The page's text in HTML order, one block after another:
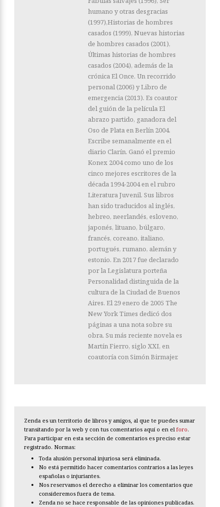
humano y otras desgracias
(1997),Historias de hombres
casados (1999), Nuevas historias
de hombres casados (2001),
Últimas historias de hombres
casados (2004), además de la
crónica El Once. Un recorrido
personal (2006) y Libro de
emergencia (2013). Es coautor
del guión de la película El
abrazo partido, ganadora del
Oso de Plata en Berlín 2004.
Escribe semanalmente en el
diario Clarín. Ganó el premio
Konex 2004 como uno de los
cinco mejores escritores de la
década 1994-2004 en el rubro
Literatura Juvenil. Sus libros
han sido traducidos al inglés,
hebreo, neerlandés, esloveno,
japonés, lituano, búlgaro,
francés, coreano, italiano,
portugués, rumano, alemán y
estonio. En 2017 fue declarado
por la Legislatura porteña
Personalidad distinguida de la
cultura de la Ciudad de Buenos
Aires. El 29 enero de 2005 The
New York Times dedicó dos
páginas a una nota sobre su
obra. Su más reciente novela es
Martín Fierro, siglo XXI, en
coautoría con Simón Birmajer.
Zenda es un territorio de libros y amigos, al que te puedes sumar
transitando por la web y con tus comentarios aquí o en el foro.
Para participar en esta sección de comentarios es preciso estar
registrado. Normas:
Toda alusión personal injuriosa será eliminada.
No está permitido hacer comentarios contrarios a las leyes
españolas o injuriantes.
Nos reservamos el derecho a eliminar los comentarios que
consideremos fuera de tema.
Zenda no se hace responsable de las opiniones publicadas.